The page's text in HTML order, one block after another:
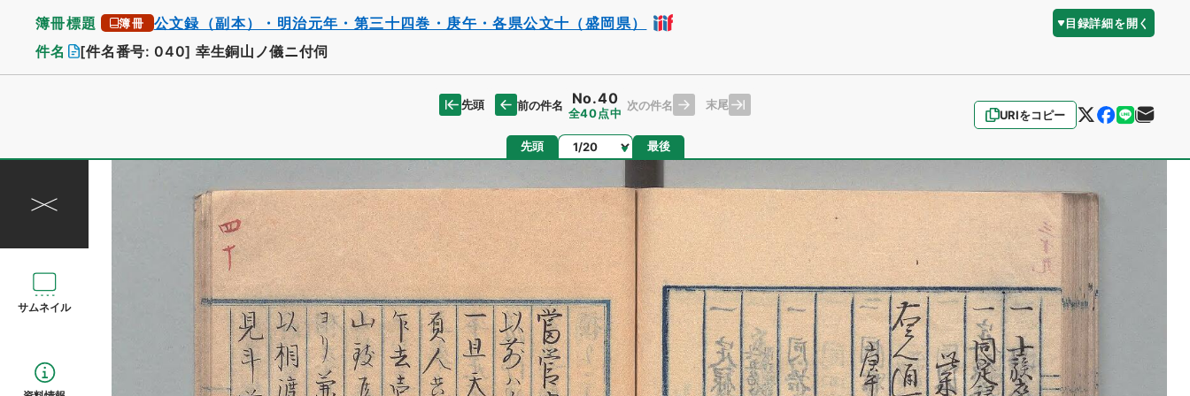
簿冊標題 簿冊 公文録（副本）・明治元年・第三十四巻・庚午・各県公文十（盛岡県） 目録詳細を開く
件名 [件名番号: 040] 幸生銅山ノ儀ニ付伺
URIをコピー
先頭 前の件名 No.40
全40点中
次の件名 末尾
先頭 ページ 最後
サムネイル